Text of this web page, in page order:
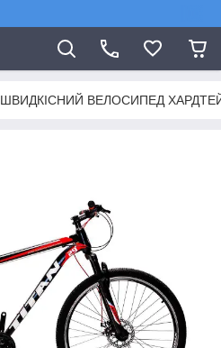
ШВИДКІСНИЙ ВЕЛОСИПЕД